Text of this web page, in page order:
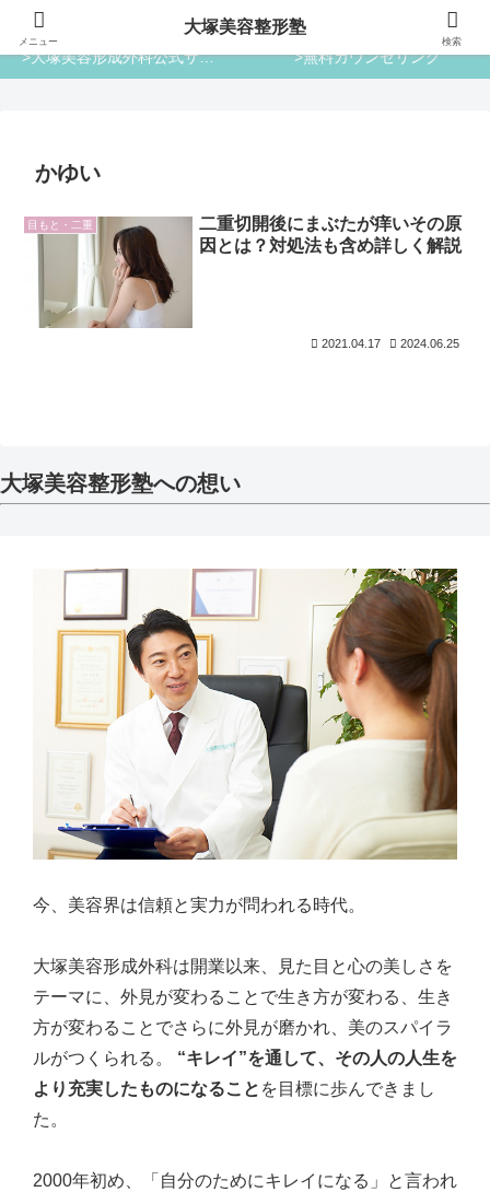
大塚美容整形塾
>大塚美容形成外科公式サイト >無料カウンセリング
かゆい
目もと・二重
二重切開後にまぶたが痒いその原
因とは？対処法も含め詳しく解説
2021.04.17 2024.06.25
大塚美容整形塾への想い
今、美容界は信頼と実力が問われる時代。
大塚美容形成外科は開業以来、見た目と心の美しさを
テーマに、外見が変わることで生き方が変わる、生き
方が変わることでさらに外見が磨かれ、美のスパイラ
ルがつくられる。 “キレイ”を通して、その人の人生を
より充実したものになること を目標に歩んできまし
た。
2000年初め、「自分のためにキレイになる」と言われ
メニュー
大塚美容整形塾
検索